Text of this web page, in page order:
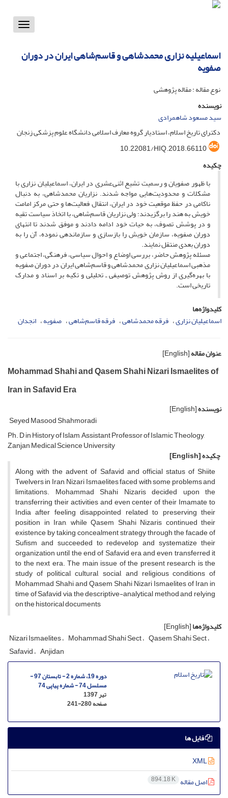
Toggle
اسماعیلیه نزاری محمدشاهی و قاسم‌شاهی ایران در دوران
صفویه
نوع مقاله : مقاله پژوهشی
نویسنده
سید مسعود شاهمرادی
دکترای تاریخ اسلام، استادیار گروه معارف اسلامی دانشگاه علوم پزشکی زنجان
10.22081/HIQ.2018.66110
چکیده
با ظهور صفویان و رسمیت تشیع اثنی‌عشری در ایران، اسماعیلیان نزاری با
مشکلات و محدودیت‌هایی مواجه شدند. نزاریان محمدشاهی، به دنبال
ناکامی در حفظ موقعیت خود در ایران، انتقال فعالیت‌ها و حتی مرکز امامت
خویش به هند را برگزیدند؛ ولی نزاریان قاسم‌شاهی، با اتخاذ سیاست تقیه
و در پوشش تصوف، به حیات خود ادامه دادند و موفق شدند تا انتهای
دوران صفویه، سازمان خویش را بازسازی و سازماندهی نموده، آن را به
دوران بعدی منتقل نمایند.
مسئله پژوهش حاضر، بررسی اوضاع و احوال سیاسی، فرهنگی، اجتماعی و
مذهبی اسماعیلیان نزاری محمدشاهی و قاسم‌شاهی ایران در دوران صفویه
با بهره‌گیری از روش پژوهش توصیفی ـ تحلیلی و تکیه بر اسناد و مدارک
تاریخی است.
کلیدواژه‌ها
اسماعیلیان نزاری فرقه محمدشاهی فرقه قاسم‌شاهی صفویه انجدان
عنوان مقاله[English]
Mohammad Shahi and Qasem Shahi Nizari Ismaelites of
Iran in Safavid Era
نویسنده[English]
Seyed Masood Shahmoradi
Ph. D in History of Islam, Assistant Professor of Islamic Theology,
Zanjan Medical Science University
چکیده[English]
Along with the advent of Safavid and official status of Shiite
Twelvers in Iran, Nizari Ismaelites faced with some problems and
limitations. Mohammad Shahi Nizaris decided upon the
transferring their activities and even center of their Imamate to
India after feeling disappointed related to preserving their
position in Iran, while Qasem Shahi Nizaris continued their
existence by taking concealment strategy through the facade of
Sufism and succeeded to redevelop and systematize their
organization until the end of Safavid era and even transferred it
to the next era. The main issue of the present research is the
study of political, cultural, social, and religious conditions of
Mohammad Shahi and Qasem Shahi Nizari Ismaelites of Iran in
time of Safavid via the descriptive-analytical method and relying
on the historical documents
کلیدواژه‌ها[English]
Nizari Ismaelites Mohammad Shahi Sect Qasem Shahi Sect
Safavid Anjidan
دوره 19، شماره 2 - تابستان 97 -
مسلسل 74 - شماره پیاپی 74
تیر 1397
صفحه241-280
فایل ها
اصل مقاله 894.18 K